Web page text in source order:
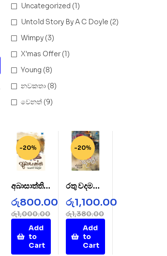
Uncategorized (1)
Untold Story By A C Doyle (2)
Wimpy (3)
X'mas Offer (1)
Young (8)
නවකතා (8)
වෙනත් (9)
-20%
අබාසාත්ති –
AbaSatht
hi
රු1,000.00
රු800.00
Add
to
Cart
-20%
රතු වදමල් –
Rathu
Wada
Mal
රු1,380.00
රු1,100.00
Add
to
Cart